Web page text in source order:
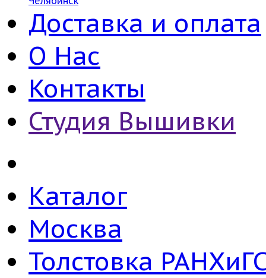
Доставка и оплата
О Нас
Контакты
Студия Вышивки
Каталог
Москва
Толстовка